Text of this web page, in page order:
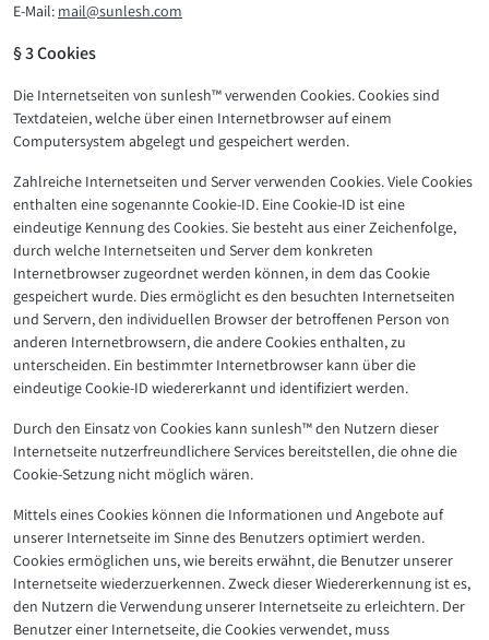
E-Mail: mail@sunlesh.com
§ 3 Cookies
Die Internetseiten von sunlesh™ verwenden Cookies. Cookies sind
Textdateien, welche über einen Internetbrowser auf einem
Computersystem abgelegt und gespeichert werden.
Zahlreiche Internetseiten und Server verwenden Cookies. Viele Cookies
enthalten eine sogenannte Cookie-ID. Eine Cookie-ID ist eine
eindeutige Kennung des Cookies. Sie besteht aus einer Zeichenfolge,
durch welche Internetseiten und Server dem konkreten
Internetbrowser zugeordnet werden können, in dem das Cookie
gespeichert wurde. Dies ermöglicht es den besuchten Internetseiten
und Servern, den individuellen Browser der betroffenen Person von
anderen Internetbrowsern, die andere Cookies enthalten, zu
unterscheiden. Ein bestimmter Internetbrowser kann über die
eindeutige Cookie-ID wiedererkannt und identifiziert werden.
Durch den Einsatz von Cookies kann sunlesh™ den Nutzern dieser
Internetseite nutzerfreundlichere Services bereitstellen, die ohne die
Cookie-Setzung nicht möglich wären.
Mittels eines Cookies können die Informationen und Angebote auf
unserer Internetseite im Sinne des Benutzers optimiert werden.
Cookies ermöglichen uns, wie bereits erwähnt, die Benutzer unserer
Internetseite wiederzuerkennen. Zweck dieser Wiedererkennung ist es,
den Nutzern die Verwendung unserer Internetseite zu erleichtern. Der
Benutzer einer Internetseite, die Cookies verwendet, muss